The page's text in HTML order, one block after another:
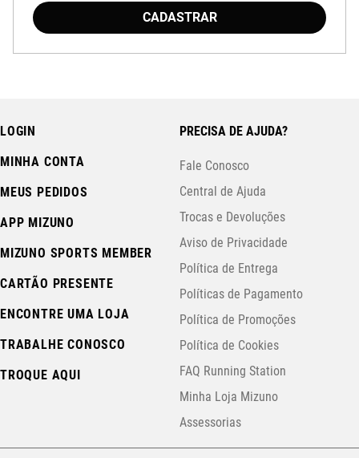
CADASTRAR
LOGIN
MINHA CONTA
MEUS PEDIDOS
APP MIZUNO
MIZUNO SPORTS MEMBER
CARTÃO PRESENTE
ENCONTRE UMA LOJA
TRABALHE CONOSCO
TROQUE AQUI
PRECISA DE AJUDA?
Fale Conosco
Central de Ajuda
Trocas e Devoluções
Aviso de Privacidade
Política de Entrega
Políticas de Pagamento
Política de Promoções
Política de Cookies
FAQ Running Station
Minha Loja Mizuno
Assessorias